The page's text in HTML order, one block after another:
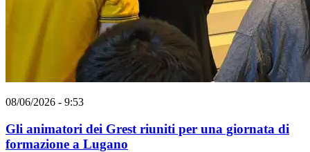
08/06/2026 - 9:53
Gli animatori dei Grest riuniti per una giornata di
formazione a Lugano